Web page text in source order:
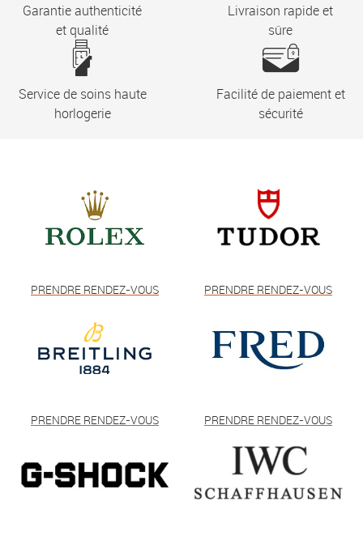
Garantie authenticité
et qualité
Livraison rapide et
sûre
Service de soins haute
horlogerie
Facilité de paiement et
sécurité
PRENDRE RENDEZ-VOUS PRENDRE RENDEZ-VOUS
PRENDRE RENDEZ-VOUS PRENDRE RENDEZ-VOUS